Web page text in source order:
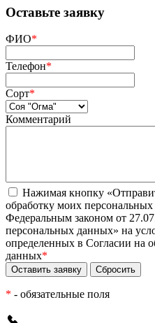
Оставьте заявку
ФИО*
Телефон*
Сорт*
Комментарий
Нажимая кнопку
обработку моих
Федеральным законом от
персональных данных» на
определенных в Согласии на
данных*
* - обязательные поля